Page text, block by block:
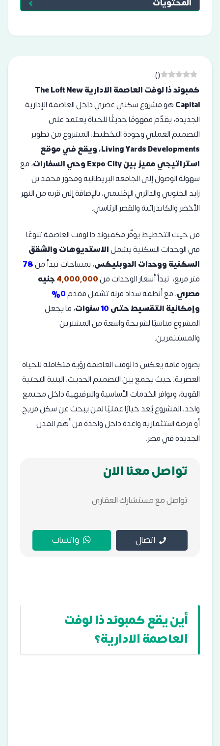
المحتويات
(
)
كمبوند ذا لوفت العاصمة الادارية The Loft New
Capitalهو مشروع سكني عصري داخل العاصمة الإدارية
الجديدة، يقدّم مفهومًا حديثًا للحياة يعتمد على
التصميم العملي وجودة التخطيط، المشروع من تطوير
Living Yards Developments، ويقع في موقع
استراتيجي مميز بين Expo City وحي السفارات
، مع
سهولة الوصول إلى الجامعة البريطانية ومحور محمد بن
زايد الجنوبي والدائري الإقليمي، بالإضافة إلى قربه من النهر
الأخضر والكاتدرائية والقصر الرئاسي.
من حيث التخطيط يوفّر مكمبوند ذا لوفت العاصمة تنوعًا
في الوحدات السكنية يشملالاستديوهات والشقق
السكنية ووحدات الدوبليكس، بمساحات تبدأ من78
متر مربع، تبدأ أسعار الوحدات من
جنيه
مصري، مع أنظمة سداد مرنة تشمل مقدم
وإمكانية التقسيط حتى10سنوات، ما يجعل
المشروع مناسبًا لشريحة واسعة من المشترين
والمستثمرين.
بصورة عامة يعكس ذا لوفت العاصمة رؤية متكاملة للحياة
العصرية، حيث يجمع بين التصميم الحديث، البنية التحتية
القوية، وتوافر الخدمات الأساسية والترفيهية داخل مجتمع
واحد، المشروع يُعد خيارًا عمليًا لمن يبحث عن سكن مريح
أو فرصة استثمارية واعدة داخل واحدة من أهم المدن
الجديدة في مصر.
تواصل معنا الان
تواصل مع مستشارك العقاري
اتصال واتساب
أين يقع كمبوند ذا لوفت
العاصمة الادارية؟